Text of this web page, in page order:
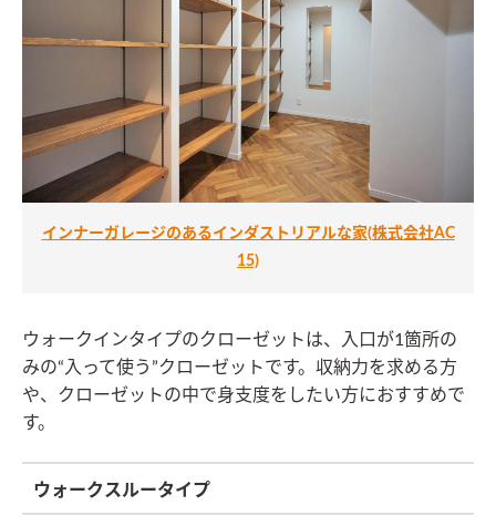
インナーガレージのあるインダストリアルな家(株式会社AC
15)
ウォークインタイプのクローゼットは、入口が1箇所の
みの“入って使う”クローゼットです。収納力を求める方
や、クローゼットの中で身支度をしたい方におすすめで
す。
ウォークスルータイプ